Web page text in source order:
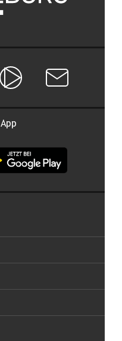
App Store
Land Salzburg im
Land Salzburg
von Land Salzburg
Salzburg ONNewsletter